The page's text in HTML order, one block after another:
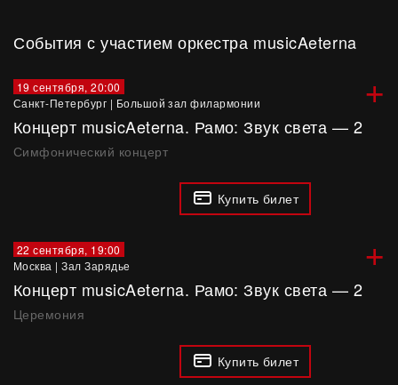
События с участием оркестра musicAeterna
+
19 сентября, 20:00
Санкт-Петербург | Большой зал филармонии
Концерт musicAeterna. Рамо: Звук света — 2
Симфонический концерт
Купить билет
+
22 сентября, 19:00
Москва |Зал Зарядье
Концерт musicAeterna. Рамо: Звук света — 2
Церемония
Купить билет